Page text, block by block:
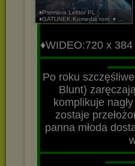
♦Premiera Lektor PL .
♦GATUNEK:Komedia rom. ♦ ...
♦WIDEO:720 x 384
Po roku
Blunt)
komplikuje
zostaje
panna młoda